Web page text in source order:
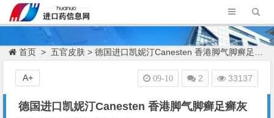
首页 > 五官皮肤 > 德国进口凯妮汀Canesten 香港脚气脚癣足癣灰指甲抗真菌脚气软膏 20g
德国进口凯妮汀Canesten 香港脚气脚癣足癣灰
09-10 2 33137
A+